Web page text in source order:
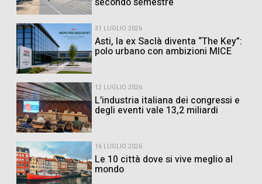
31 LUGLIO 2026
Asti, la ex Saclà diventa “The Key”:
polo urbano con ambizioni MICE
12 LUGLIO 2026
L’industria italiana dei congressi e
degli eventi vale 13,2 miliardi
16 LUGLIO 2026
Le 10 città dove si vive meglio al
mondo